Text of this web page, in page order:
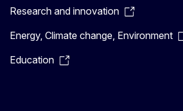
Research and innovation
Energy, Climate change, Environment
Education